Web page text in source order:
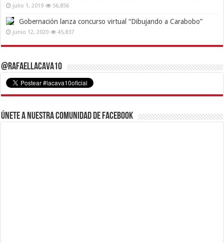
julio 1, 2019 56,856
Gobernación lanza concurso virtual “Dibujando a Carabobo”
junio 12, 2020 45,837
@RafaelLacava10
Únete a nuestra comunidad de Facebook